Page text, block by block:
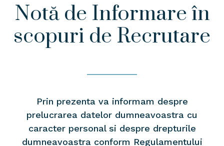
Notă de Informare în
scopuri de Recrutare
Prin prezenta va informam despre
prelucrarea datelor dumneavoastra cu
caracter personal si despre drepturile
dumneavoastra conform Regulamentului